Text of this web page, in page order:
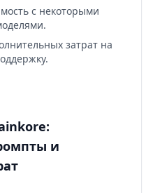
с некоторыми
затрат на
и